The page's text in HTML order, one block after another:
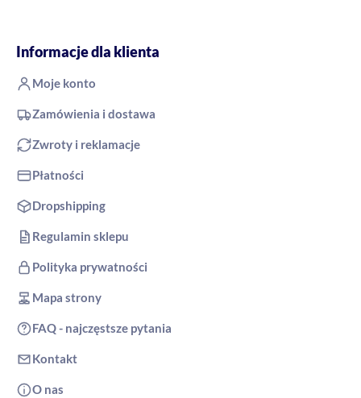
Informacje dla klienta
Moje konto
Zamówienia i dostawa
Zwroty i reklamacje
Płatności
Dropshipping
Regulamin sklepu
Polityka prywatności
Mapa strony
FAQ - najczęstsze pytania
Kontakt
O nas